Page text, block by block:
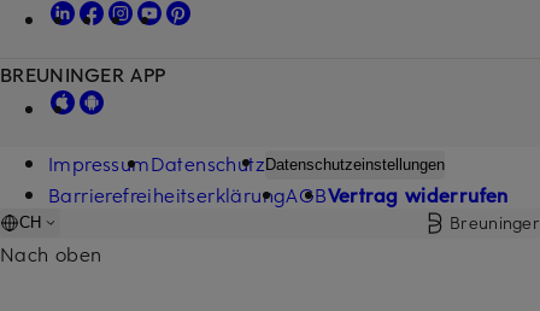
BREUNINGER APP
ImpressumDatenschutzDatenschutzeinstellungen
BarrierefreiheitserklärungAGBVertrag widerrufen
CH Breuninger
Nach oben